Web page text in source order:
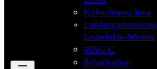
KulturArena Jena
Landesgartenschau
Leinefelde-Worbis
MAG-C
Schallkultur